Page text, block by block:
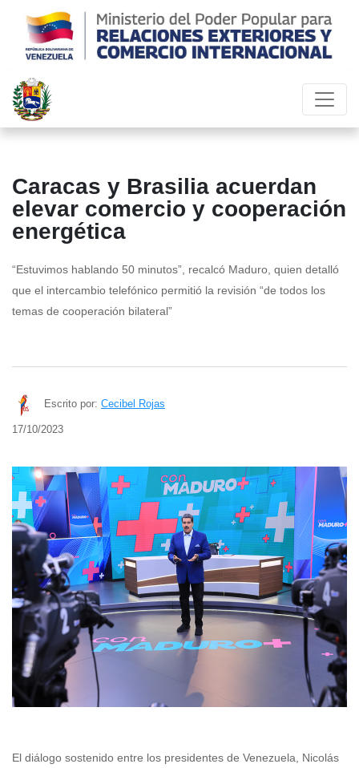
Caracas y Brasilia acuerdan
elevar comercio y cooperación
energética
“Estuvimos hablando 50 minutos”, recalcó Maduro, quien detalló
que el intercambio telefónico permitió la revisión “de todos los
temas de cooperación bilateral”
Escrito por: Cecibel Rojas
17/10/2023
El diálogo sostenido entre los presidentes de Venezuela, Nicolás